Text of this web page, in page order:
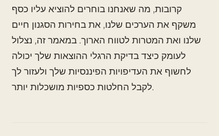
קרובות, מה שאנחנו בוחרים להוציא עליו כסף
משקף את הערכים שלנו, את בחירות הסגנון חיים
שלנו ואת המטרות לטווח הארוך. במאמר זה, נצלול
לעומק כיצד בדיקת הרגלי ההוצאות שלך יכולה
לחשוף את העדיפויות הפיננסיות שלך ולעזור לך
לקבל החלטות כספיות מושכלות יותר.